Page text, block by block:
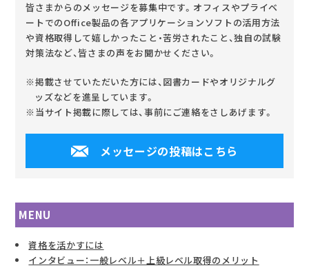
皆さまからのメッセージを募集中です。オフィスやプライベ
ートでのOffice製品の各アプリケーションソフトの活用方法
や資格取得して嬉しかったこと・苦労されたこと、独自の試験
対策法など、皆さまの声をお聞かせください。
※掲載させていただいた方には、図書カードやオリジナルグ
ッズなどを進呈しています。
※当サイト掲載に際しては、事前にご連絡をさしあげます。
メッセージの投稿はこちら
MENU
資格を活かすには
インタビュー：一般レベル＋上級レベル取得のメリット